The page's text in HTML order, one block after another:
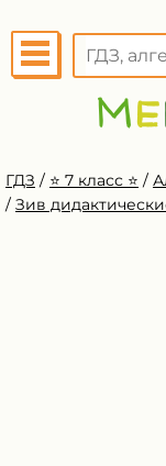
ГДЗ / ⭐️ 7 класс ⭐️ /
/ Зив